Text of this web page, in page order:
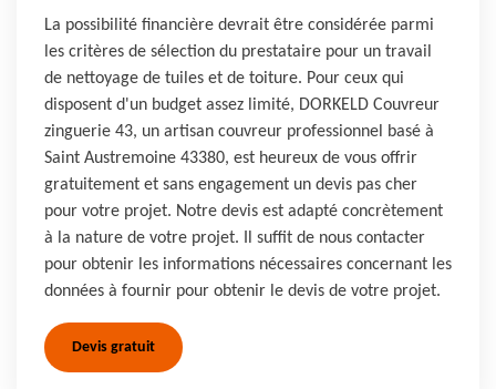
La possibilité financière devrait être considérée parmi
les critères de sélection du prestataire pour un travail
de nettoyage de tuiles et de toiture. Pour ceux qui
disposent d'un budget assez limité, DORKELD Couvreur
zinguerie 43, un artisan couvreur professionnel basé à
Saint Austremoine 43380, est heureux de vous offrir
gratuitement et sans engagement un devis pas cher
pour votre projet. Notre devis est adapté concrètement
à la nature de votre projet. Il suffit de nous contacter
pour obtenir les informations nécessaires concernant les
données à fournir pour obtenir le devis de votre projet.
Devis gratuit